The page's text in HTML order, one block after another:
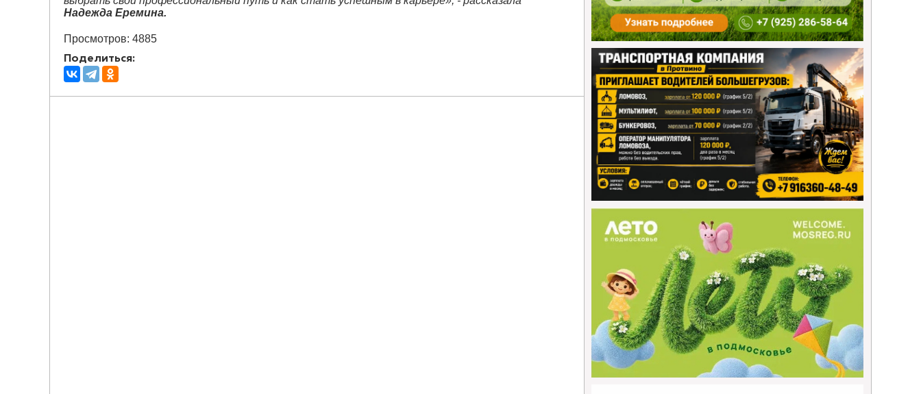
Надежда Еремина.
Просмотров: 4885
Поделиться: